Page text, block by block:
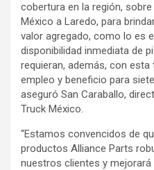
cobertura en la región,
México a Laredo, para
valor agregado, como lo es
disponibilidad inmediata de
requieran, además, con
empleo y beneficio para
aseguró San Caraballo,
Truck México.
“Estamos convencidos de
productos Alliance Parts
nuestros clientes y